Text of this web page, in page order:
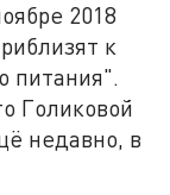
2018
к
питания".
Голиковой
недавно, в